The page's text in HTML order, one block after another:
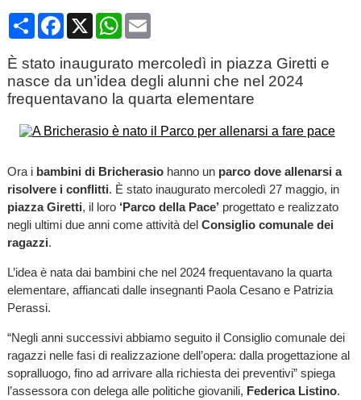
CondividiFacebook
X WhatsApp
Email
È stato inaugurato mercoledì in piazza Giretti e
nasce da un’idea degli alunni che nel 2024
frequentavano la quarta elementare
Ora i bambini di Bricherasiohanno un parco dove allenarsi a
risolvere i conflitti. È stato inaugurato mercoledì 27 maggio, in
piazza Giretti, il loro ‘Parco della Pace’progettato e realizzato
negli ultimi due anni come attività del Consiglio comunale dei
ragazzi.
L’idea è nata dai bambini che nel 2024 frequentavano la quarta
elementare, affiancati dalle insegnanti Paola Cesano e Patrizia
Perassi.
“Negli anni successivi abbiamo seguito il Consiglio comunale dei
ragazzi nelle fasi di realizzazione dell’opera: dalla progettazione al
sopralluogo, fino ad arrivare alla richiesta dei preventivi” spiega
l’assessora con delega alle politiche giovanili, Federica Listino.